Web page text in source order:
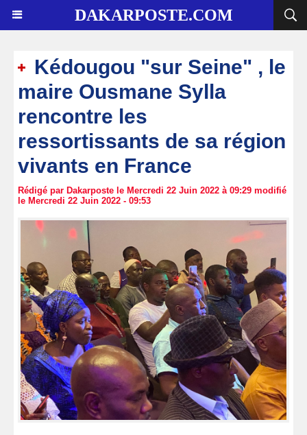
DAKARPOSTE.COM
Kédougou "sur Seine" , le
maire Ousmane Sylla
rencontre les
ressortissants de sa région
vivants en France
Rédigé par Dakarposte le Mercredi 22 Juin 2022 à 09:29 modifié
le Mercredi 22 Juin 2022 - 09:53